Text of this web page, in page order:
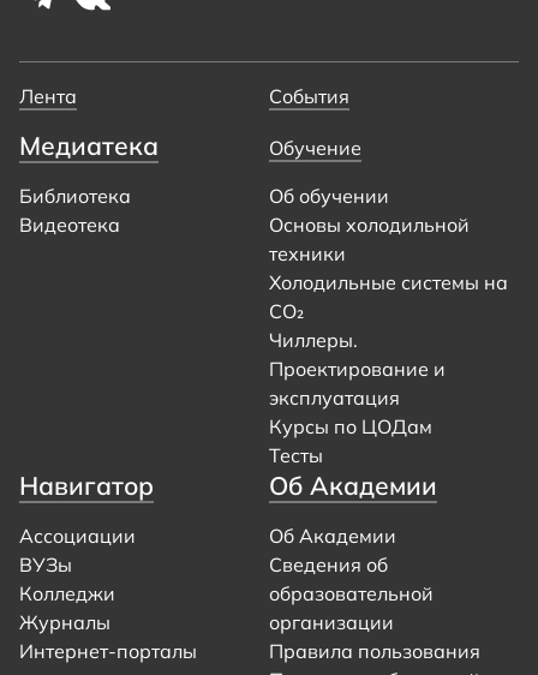
Лента События
Медиатека
Библиотека
Видеотека
Обучение
Об обучении
Основы холодильной
техники
Холодильные системы на
CO₂
Чиллеры.
Проектирование и
эксплуатация
Курсы по ЦОДам
Тесты
Навигатор
Ассоциации
ВУЗы
Колледжи
Журналы
Интернет-порталы
Об Академии
Об Академии
Сведения об
образовательной
организации
Правила пользования